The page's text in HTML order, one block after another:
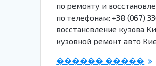
по ремонту и
по телефонам: +38 (067)
восстановление кузова
кузовной ремонт авто
������ �����